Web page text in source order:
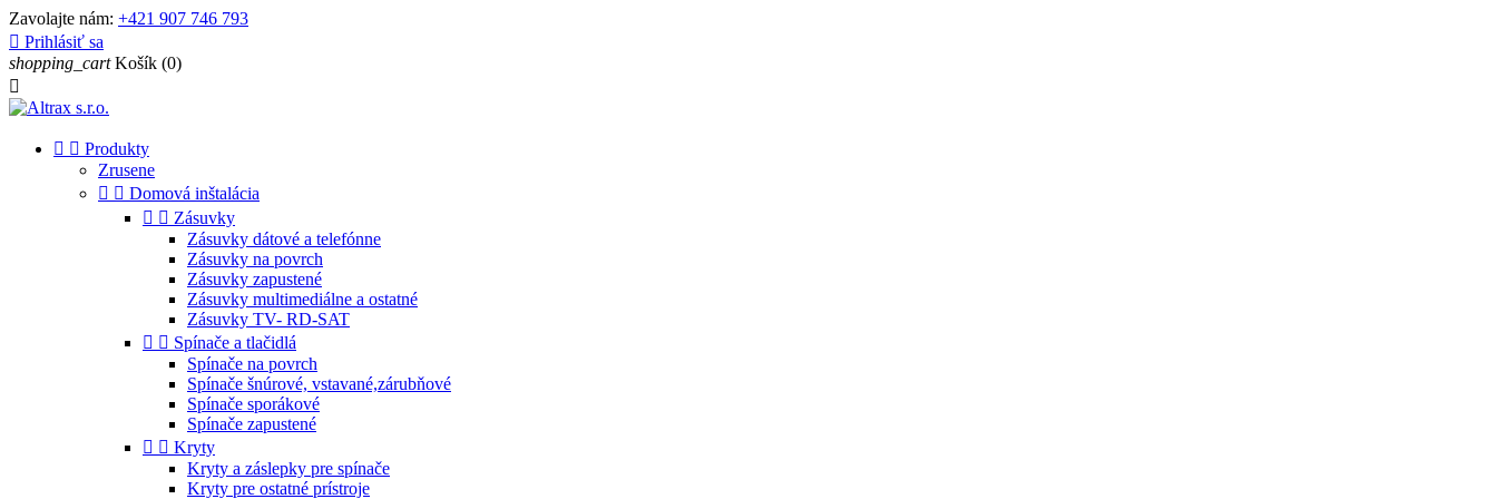
Zavolajte nám: +421 907 746 793
 Prihlásiť sa
shopping_cart Košík (0)

  Produkty
Zrusene
  Domová inštalácia
  Zásuvky
Zásuvky dátové a telefónne
Zásuvky na povrch
Zásuvky zapustené
Zásuvky multimediálne a ostatné
Zásuvky TV- RD-SAT
  Spínače a tlačidlá
Spínače na povrch
Spínače šnúrové, vstavané,zárubňové
Spínače sporákové
Spínače zapustené
  Kryty
Kryty a záslepky pre spínače
Kryty pre ostatné prístroje